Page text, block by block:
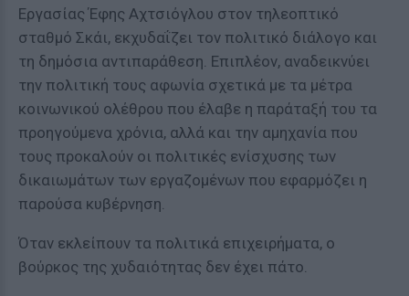
Εργασίας Έφης Αχτσιόγλου στον τηλεοπτικό
σταθμό Σκάι, εκχυδαΐζει τον πολιτικό διάλογο και
τη δημόσια αντιπαράθεση. Επιπλέον, αναδεικνύει
την πολιτική τους αφωνία σχετικά με τα μέτρα
κοινωνικού ολέθρου που έλαβε η παράταξή του τα
προηγούμενα χρόνια, αλλά και την αμηχανία που
τους προκαλούν οι πολιτικές ενίσχυσης των
δικαιωμάτων των εργαζομένων που εφαρμόζει η
παρούσα κυβέρνηση.
Όταν εκλείπουν τα πολιτικά επιχειρήματα, ο
βούρκος της χυδαιότητας δεν έχει πάτο.